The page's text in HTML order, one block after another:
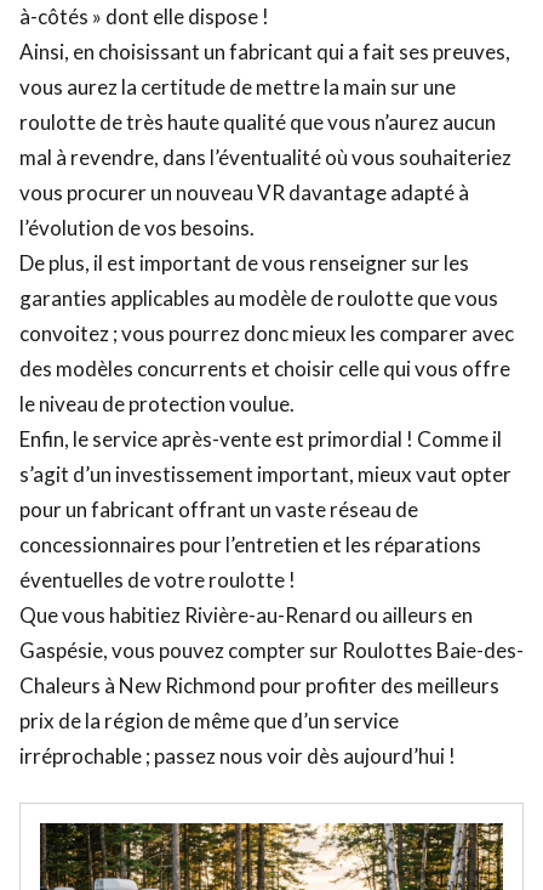
à-côtés » dont elle dispose !
Ainsi, en choisissant un fabricant qui a fait ses preuves,
vous aurez la certitude de mettre la main sur une
roulotte de très haute qualité que vous n’aurez aucun
mal à revendre, dans l’éventualité où vous souhaiteriez
vous procurer un nouveau VR davantage adapté à
l’évolution de vos besoins.
De plus, il est important de vous renseigner sur les
garanties applicables au modèle de roulotte que vous
convoitez ; vous pourrez donc mieux les comparer avec
des modèles concurrents et choisir celle qui vous offre
le niveau de protection voulue.
Enfin, le service après-vente est primordial ! Comme il
s’agit d’un investissement important, mieux vaut opter
pour un fabricant offrant un vaste réseau de
concessionnaires pour l’entretien et les réparations
éventuelles de votre roulotte !
Que vous habitiez Rivière-au-Renard ou ailleurs en
Gaspésie, vous pouvez compter sur Roulottes Baie-des-
Chaleurs à New Richmond pour profiter des meilleurs
prix de la région de même que d’un service
irréprochable ; passez nous voir dès aujourd’hui !